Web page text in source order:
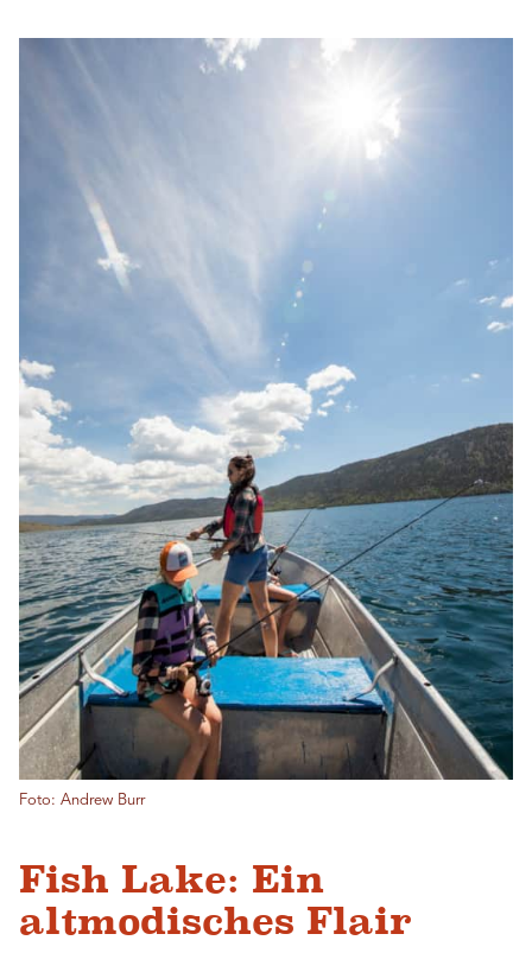
Foto: Andrew Burr
Fish Lake: Ein
altmodisches Flair